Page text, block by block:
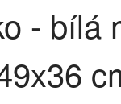
- bílá